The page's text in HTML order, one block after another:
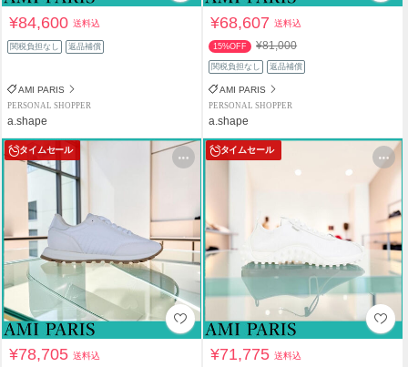
¥84,600送料込
関税負担なし 返品補償
AMI PARIS
PERSONAL SHOPPER
a.shape
¥68,607送料込
15%OFF ¥81,000
関税負担なし 返品補償
AMI PARIS
PERSONAL SHOPPER
a.shape
タイムセール
¥78,705送料込
タイムセール
¥71,775送料込